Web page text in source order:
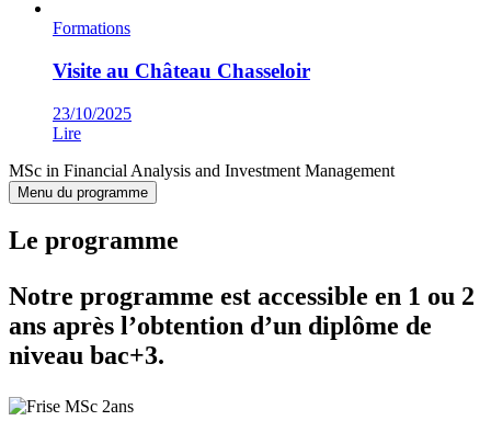
Formations
Visite au Château Chasseloir
23/10/2025
Lire
MSc in Financial Analysis and Investment Management
Menu du programme
Le programme
Notre programme est accessible en 1 ou 2
ans après l’obtention d’un diplôme de
niveau bac+3.